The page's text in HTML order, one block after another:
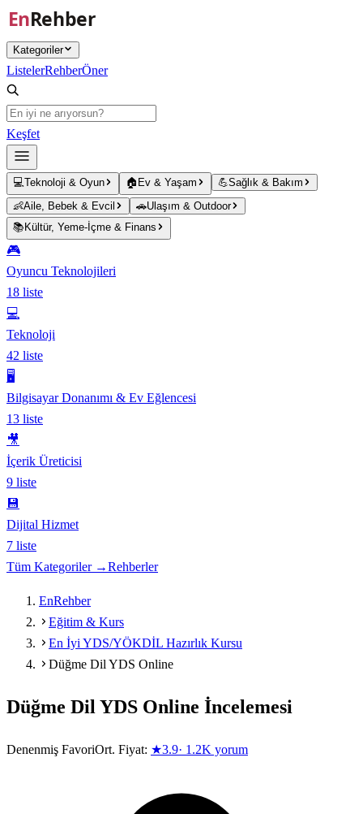
Ana içeriğe atla
Kategoriler
ListelerRehberÖner
Keşfet
💻Teknoloji & Oyun 🏠 Ev & Yaşam 💪Sağlık & Bakım
👶Aile, Bebek & Evcil 🚗Ulaşım & Outdoor
📚 Kültür, Yeme-İçme & Finans
🎮
Oyuncu Teknolojileri
18 liste
💻
Teknoloji
42 liste
🖥️
Bilgisayar Donanımı & Ev Eğlencesi
13 liste
🎥
İçerik Üreticisi
9 liste
💾
Dijital Hizmet
7 liste
Tüm Kategoriler →Rehberler
EnRehber
Eğitim & Kurs
En İyi YDS/YÖKDİL Hazırlık Kursu
Düğme Dil YDS Online
Düğme Dil YDS Online İncelemesi
Denenmiş FavoriOrt. Fiyat: ★3.9· 1.2K yorum